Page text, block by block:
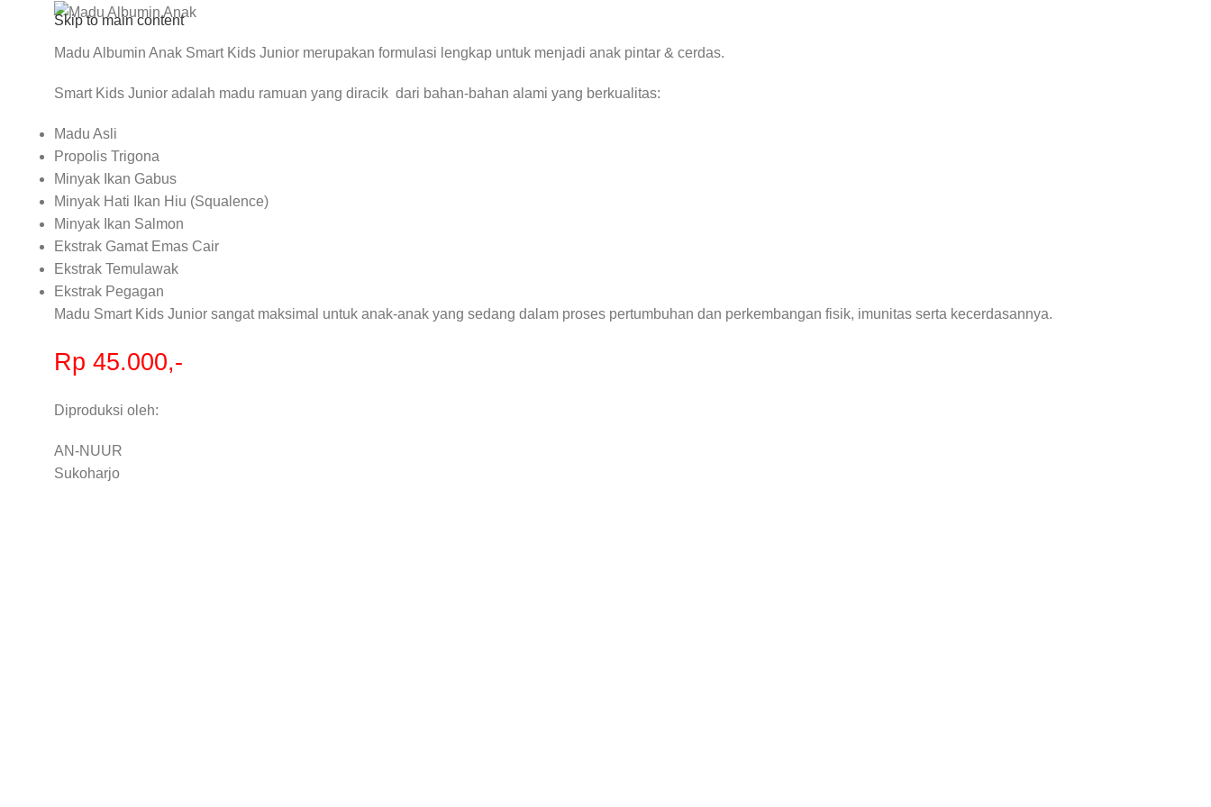
Skip to main content
Madu Albumin Anak Smart Kids Junior merupakan formulasi lengkap untuk menjadi anak pintar & cerdas.
Smart Kids Junior adalah madu ramuan yang diracik dari bahan-bahan alami yang berkualitas:
Madu Asli
Propolis Trigona
Minyak Ikan Gabus
Minyak Hati Ikan Hiu (Squalence)
Minyak Ikan Salmon
Ekstrak Gamat Emas Cair
Ekstrak Temulawak
Ekstrak Pegagan
Madu Smart Kids Junior sangat maksimal untuk anak-anak yang sedang dalam proses pertumbuhan dan perkembangan fisik, imunitas serta kecerdasannya.
Rp 45.000,-
Diproduksi oleh:
AN-NUUR
Sukoharjo